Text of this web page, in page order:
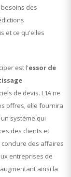
des
et ce qu'elles
est l'essor de
de devis. L'IA ne
offres, elle fournira
système qui
des clients et
des affaires
entreprises de
ainsi la